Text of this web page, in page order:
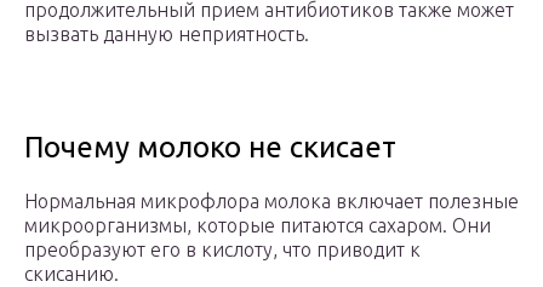
продолжительный прием антибиотиков также может
вызвать данную неприятность.
Почему молоко не скисает
Нормальная микрофлора молока включает полезные
микроорганизмы, которые питаются сахаром. Они
преобразуют его в кислоту, что приводит к
скисанию.